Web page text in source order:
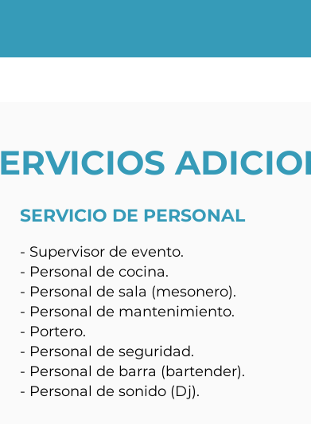
SERVICIO DE PERSONAL
- Supervisor de evento.
- Personal de cocina.
- Personal de sala (mesonero).
- Personal de mantenimiento.
- Portero.
- Personal de seguridad.
- Personal de barra (bartender).
- Personal de sonido (Dj).